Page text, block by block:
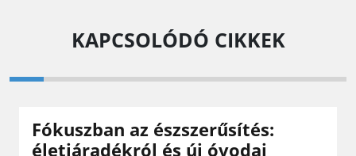
KAPCSOLÓDÓ CIKKEK
Fókuszban az észszerűsítés:
életjáradékról és új óvodai